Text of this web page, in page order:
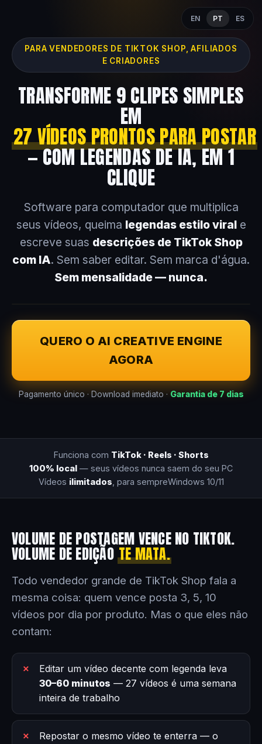
EN PT ES
PARA VENDEDORES DE TIKTOK SHOP, AFILIADOS
E CRIADORES
TRANSFORME 9 CLIPES SIMPLES
EM
27 VÍDEOS PRONTOS PARA POSTAR
— COM LEGENDAS DE IA, EM 1
CLIQUE
Software para computador que multiplica
seus vídeos, queima legendas estilo virale
escreve suas descrições de TikTok Shop
com IA. Sem saber editar. Sem marca d'água.
Sem mensalidade — nunca.
QUERO O AI CREATIVE ENGINE
AGORA
Pagamento único · Download imediato · Garantia de 7 dias
Funciona com TikTok · Reels · Shorts
100% local — seus vídeos nunca saem do seu PC
Vídeos ilimitados , para sempreWindows 10/11
VOLUME DE POSTAGEM VENCE NO TIKTOK.
VOLUME DE EDIÇÃOTE MATA.
Todo vendedor grande de TikTok Shop fala a
mesma coisa: quem vence posta 3, 5, 10
vídeos por dia por produto. Mas o que eles não
contam:
Editar um vídeo decente com legenda leva
30–60 minutos — 27 vídeos é uma semana
inteira de trabalho
Repostar o mesmo vídeo te enterra — o